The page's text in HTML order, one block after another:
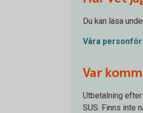
Du kan läsa
Våra
Var
Utbetalning
SUS. Finns inte